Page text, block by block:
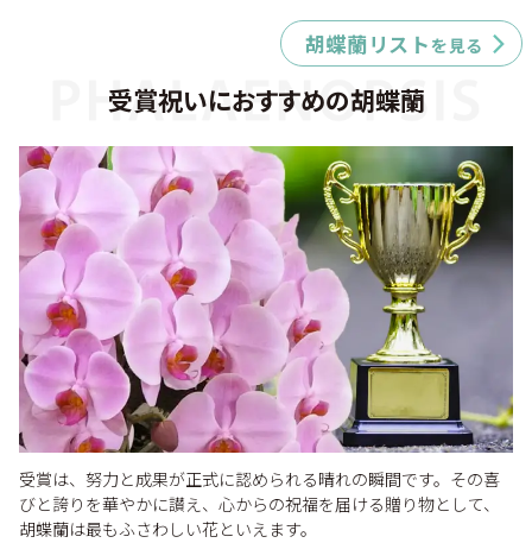
ご利用ガイド
会員登録
お問い合わせ
会社概要
特定商取引法に基づく表示
個人情報の取扱いについて
胡蝶蘭リスト を見る
受賞祝いにおすすめの胡蝶蘭
受賞は、努力と成果が正式に認められる晴れの瞬間です。その喜
びと誇りを華やかに讃え、心からの祝福を届ける贈り物として、
胡蝶蘭は最もふさわしい花といえます。